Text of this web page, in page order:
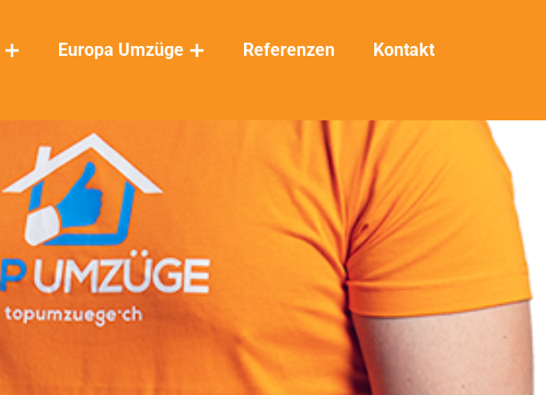
Europa Umzüge Referenzen Kontakt